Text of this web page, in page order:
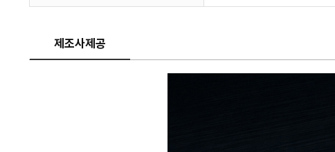
제조사제공